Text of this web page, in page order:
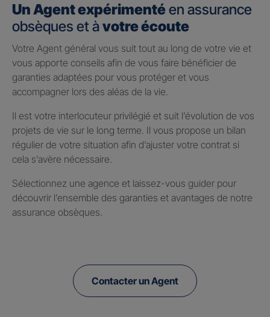
Un Agent expérimentéen assurance
obsèques et àvotre écoute
Votre Agent général vous suit tout au long de votre vie et
vous apporte conseils afin de vous faire bénéficier de
garanties adaptées pour vous protéger et vous
accompagner lors des aléas de la vie.
Il est votre interlocuteur privilégié et suit l’évolution de vos
projets de vie sur le long terme. Il vous propose un bilan
régulier de votre situation afin d’ajuster votre contrat si
cela s’avère nécessaire.
Sélectionnez une agence et laissez-vous guider pour
découvrir l’ensemble des garanties et avantages de notre
assurance obsèques.
Contacter un Agent